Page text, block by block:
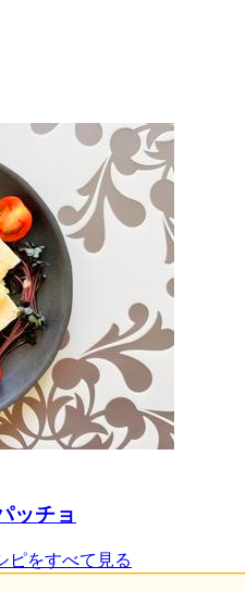
ッチョ
ピをすべて見る